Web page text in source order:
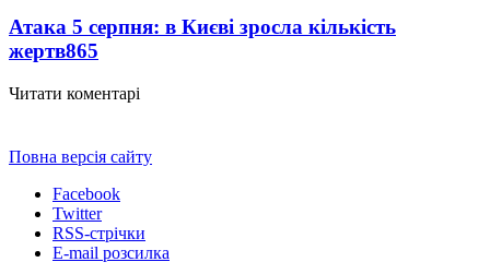
Атака 5 серпня: в Києві зросла кількість
жертв865
Читати коментарі
Повна версія сайту
Facebook
Twitter
RSS-стрічки
E-mail розсилка